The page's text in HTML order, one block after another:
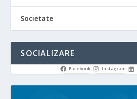
Societate
SOCIALIZARE
Facebook Instagram